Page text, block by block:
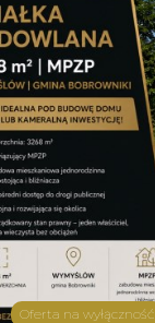
Oferta na wyłączność